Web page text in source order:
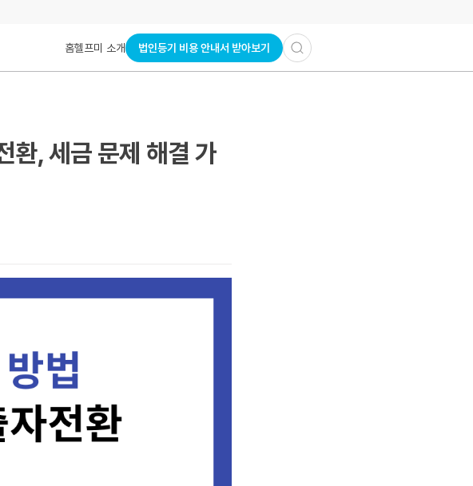
홈헬프미 소개 법인등기 비용 안내서 받아보기
환, 세금 문제 해결 가